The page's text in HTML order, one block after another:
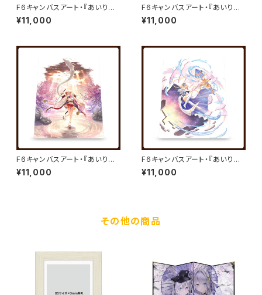
F6キャンバスアート・『あいりす
ミスティリア！』キャンバスアート
03／秘跡聖装 セシル／夏野イ
¥11,000
F6キャンバスアート・『あいりす
ミスティリア！』キャンバスアート
04／秘跡聖装 イリーナ／べっ
¥11,000
F6キャンバスアート・『あいりす
ミスティリア！』キャンバスアート
05／秘跡聖装 コト／夏野イオ
¥11,000
F6キャンバスアート・『あいりす
ミスティリア！』キャンバスアート
06／秘跡聖装 リディア／夏野
¥11,000
その他の商品